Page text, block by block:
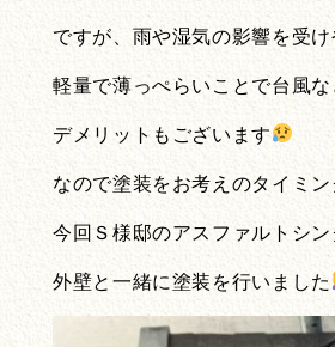
ですが、雨や湿気の影響を受け
軽量で薄っぺらいことで台風
デメリットもございます
なので塗装をお考えのタイミ
今回Ｓ様邸のアスファルトシ
外壁と一緒に塗装を行いました